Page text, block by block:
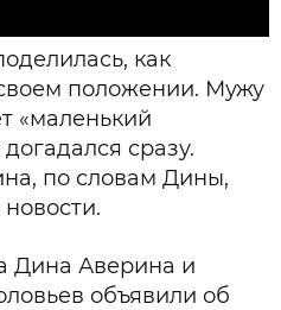
как
положении. Мужу
«маленький
сразу.
по словам Дины,
Дина Аверина и
объявили об